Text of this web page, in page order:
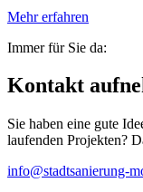
Mehr erfahren
Immer für Sie da:
Kontakt
Sie haben eine gute
laufenden Projekten?
info@stadtsanierung-